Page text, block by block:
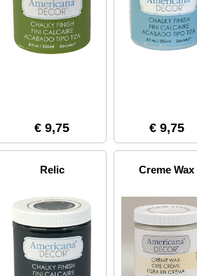
€ 9,75 € 9,75
Relic Creme Wax